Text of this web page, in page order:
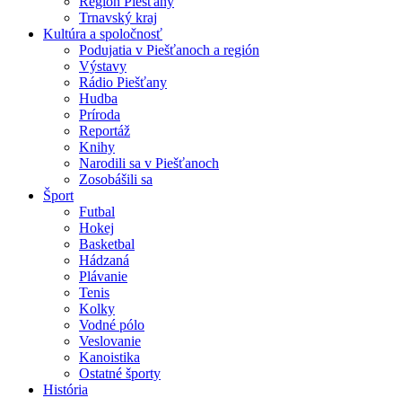
Trnavský kraj
Kultúra a spoločnosť
Podujatia v Piešťanoch a región
Výstavy
Rádio Piešťany
Hudba
Príroda
Reportáž
Knihy
Narodili sa v Piešťanoch
Zosobášili sa
Šport
Futbal
Hokej
Basketbal
Hádzaná
Plávanie
Tenis
Kolky
Vodné pólo
Veslovanie
Kanoistika
Ostatné športy
História